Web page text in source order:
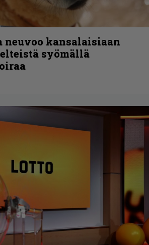
neuvoo kansalaisiaan
syömällä